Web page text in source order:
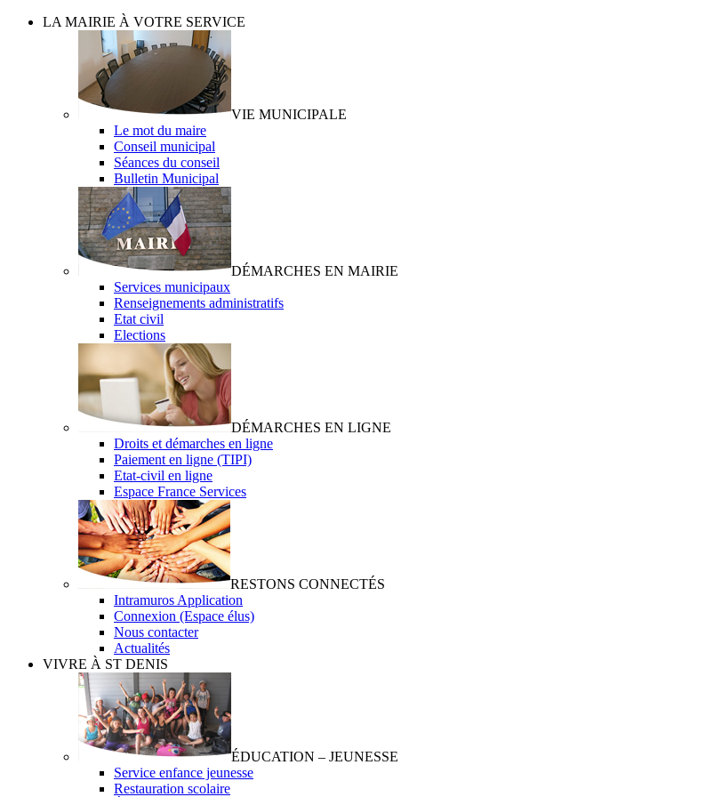
LA MAIRIE À VOTRE SERVICE
VIE MUNICIPALE
Le mot du maire
Conseil municipal
Séances du conseil
Bulletin Municipal
DÉMARCHES EN MAIRIE
Services municipaux
Renseignements administratifs
Etat civil
Elections
DÉMARCHES EN LIGNE
Droits et démarches en ligne
Paiement en ligne (TIPI)
Etat-civil en ligne
Espace France Services
RESTONS CONNECTÉS
Intramuros Application
Connexion (Espace élus)
Nous contacter
Actualités
VIVRE À ST DENIS
ÉDUCATION – JEUNESSE
Service enfance jeunesse
Restauration scolaire